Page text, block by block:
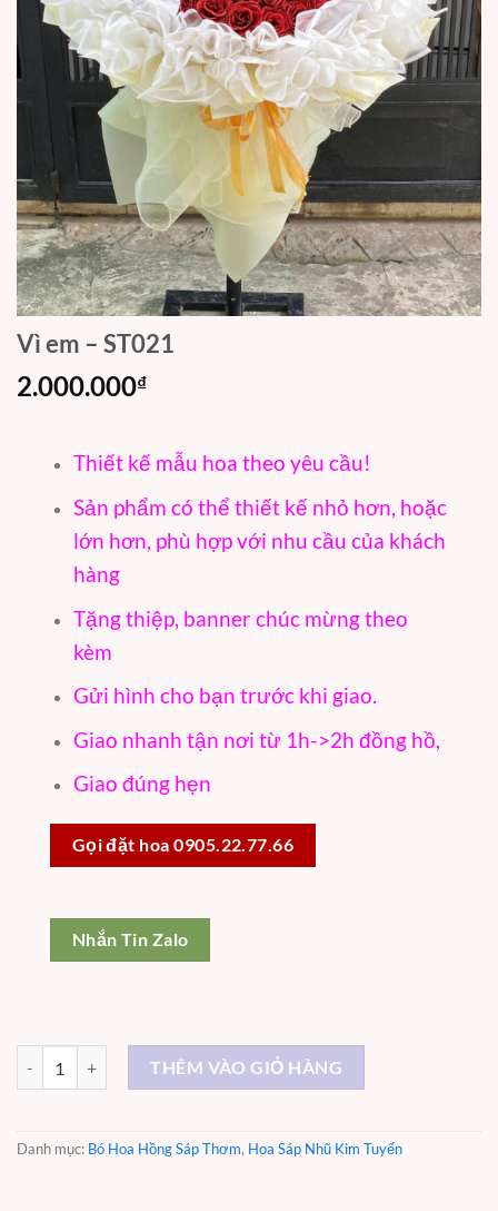
Vì em – ST021
2.000.000₫
Thiết kế mẫu hoa theo yêu cầu!
Sản phẩm có thể thiết kế nhỏ hơn, hoặc
lớn hơn, phù hợp với nhu cầu của khách
hàng
Tặng thiệp, banner chúc mừng theo
kèm
Gửi hình cho bạn trước khi giao.
Giao nhanh tận nơi từ 1h->2h đồng hồ,
Giao đúng hẹn
Gọi đặt hoa 0905.22.77.66
Nhắn Tin Zalo
THÊM VÀO GIỎ HÀNG
Danh mục: Bó Hoa Hồng Sáp Thơm, Hoa Sáp Nhũ Kim Tuyến